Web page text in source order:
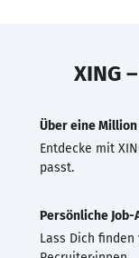
XING
Über eine Million
Entdecke mit
passt.
Persönliche Job-
Lass Dich